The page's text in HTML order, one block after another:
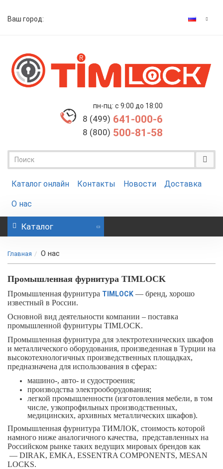
Ваш город:
пн-пц: с 9:00 до 18:00
8 (499) 641-000-6
8 (800) 500-81-58
Каталог онлайн Контакты Новости Доставка
О нас
Каталог
Главная О нас
Промышленная фурнитура TIMLOCK
Промышленная фурнитура TIMLOCK — бренд, хорошо
известный в России.
Основной вид деятельности компании – поставка
промышленной фурнитуры TIMLOCK.
Промышленная фурнитура для электротехнических шкафов
и металлического оборудования, произведенная в Турции на
высокотехнологичных произведственных площадках,
предназначена для использования в сферах:
машино-, авто- и судостроения;
производства электрооборудования;
легкой промышленности (изготовления мебели, в том
числе, узкопрофильных производственных,
медицинских, архивных металлических шкафов).
Промышленная фурнитура ТИМЛОК, стоимость которой
намного ниже аналогичного качества, представленных на
Российском рынке таких ведущих мировых брендов как
— DIRAK, EMKA, ESSENTRA COMPONENTS, MESAN
LOCKS.